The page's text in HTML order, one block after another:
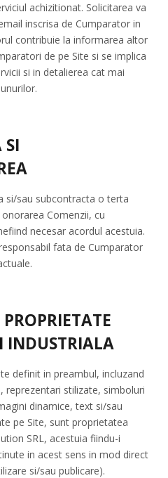
achizitionat. Solicitarea va
inscrisa de Cumparator in
contribuie la informarea altor
de pe Site si se implica
si in detalierea cat mai
SI
si/sau subcontracta o terta
Comenzii, cu
necesar acordul acestuia.
fata de Cumparator
INDUSTRIALA
definit in preambul, incluzand
reprezentari stilizate, simboluri
dinamice, text si/sau
pe Site, sunt proprietatea
SRL, acestuia fiindu-i
in acest sens in mod direct
si/sau publicare).